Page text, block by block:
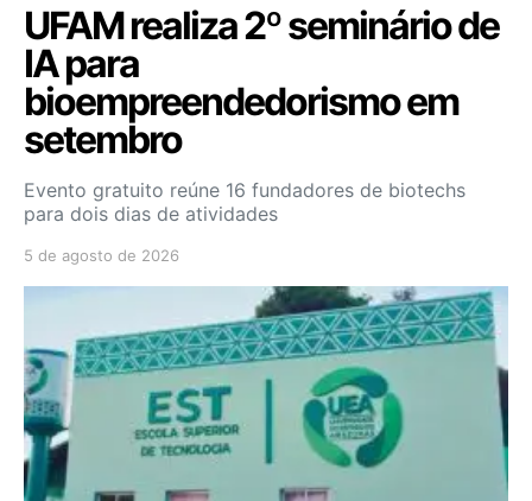
UFAM realiza 2º seminário de
IA para
bioempreendedorismo em
setembro
Evento gratuito reúne 16 fundadores de biotechs
para dois dias de atividades
5 de agosto de 2026